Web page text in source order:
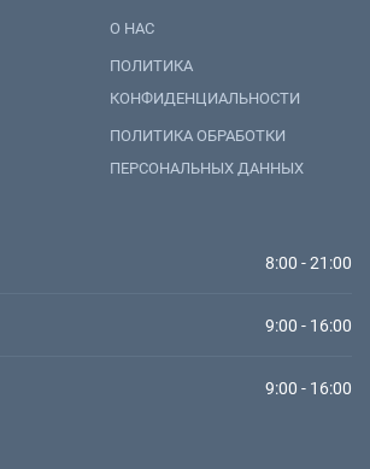
О НАС
ПОЛИТИКА
КОНФИДЕНЦИАЛЬНОСТИ
ПОЛИТИКА ОБРАБОТКИ
ПЕРСОНАЛЬНЫХ ДАННЫХ
8:00 - 21:00
9:00 - 16:00
9:00 - 16:00